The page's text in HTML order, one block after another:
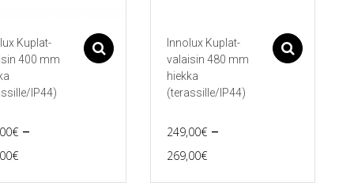
Kuplat-
400 mm
IP44)
€ –
€Price
range:
AsetuksetInnolux Kuplat-
valaisin 480 mm
hiekka
(terassille/IP44)
249,00€ –
269,00€Price
range:
tuotteella